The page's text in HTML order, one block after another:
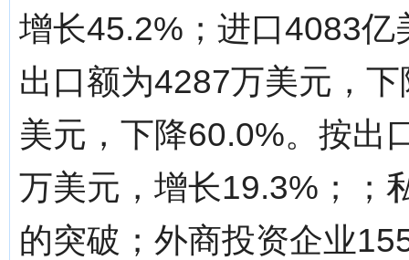
增长45.2%；进口4083
出口额为4287万美元，
美元，下降60.0%。按出
万美元，增长19.3%；；
的突破；外商投资企业